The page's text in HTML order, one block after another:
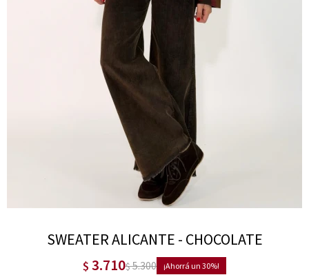
SWEATER ALICANTE - CHOCOLATE
$ 3.710$5.300 30